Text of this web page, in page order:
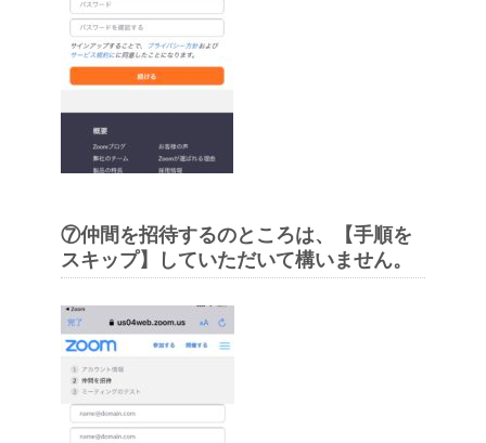
⑦仲間を招待するのところは、【手順を
スキップ】していただいて構いません。